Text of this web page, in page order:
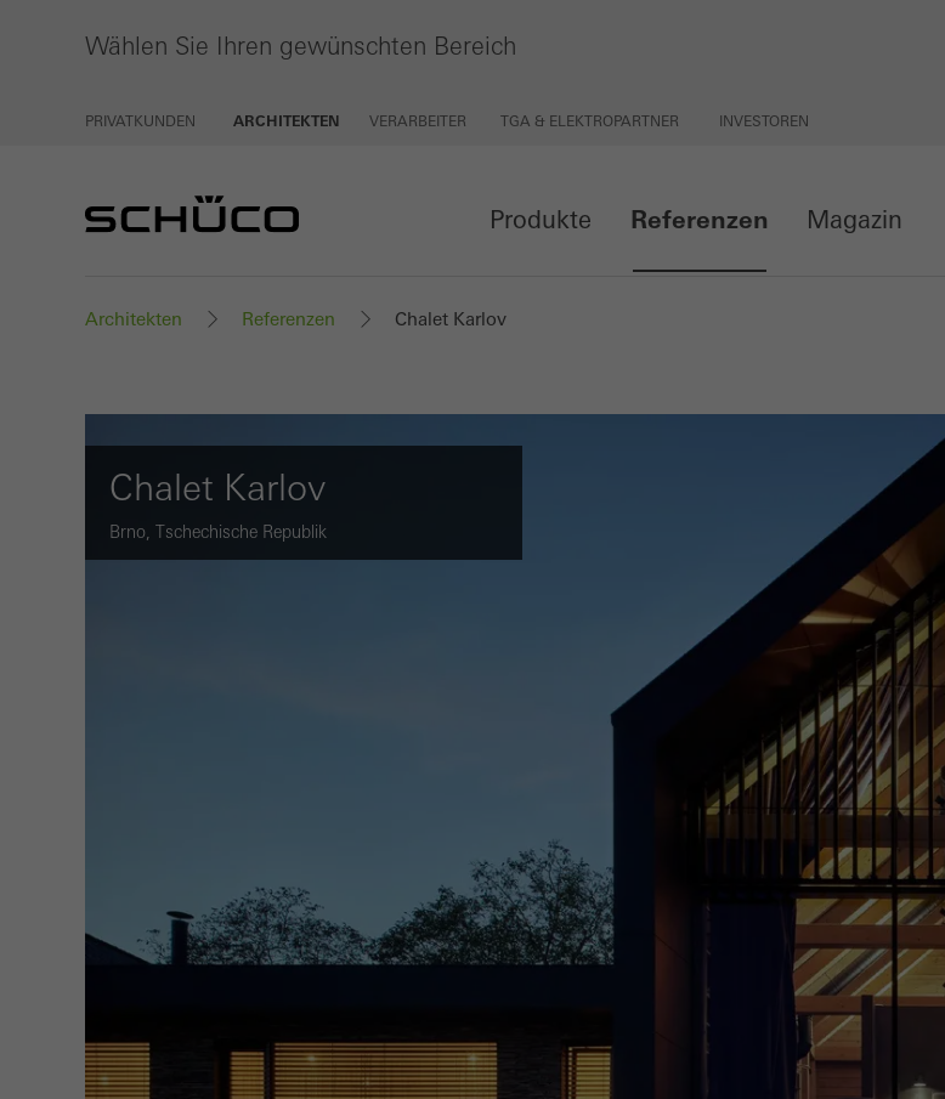
Wählen Sie Ihren gewünschten Bereich
PRIVATKUNDEN ARCHITEKTEN VERARBEITER TGA & ELEKTROPARTNER INVESTOREN
Produkte Referenzen Magazin
Architekten Referenzen Chalet Karlov
Chalet Karlov
Brno, Tschechische Republik